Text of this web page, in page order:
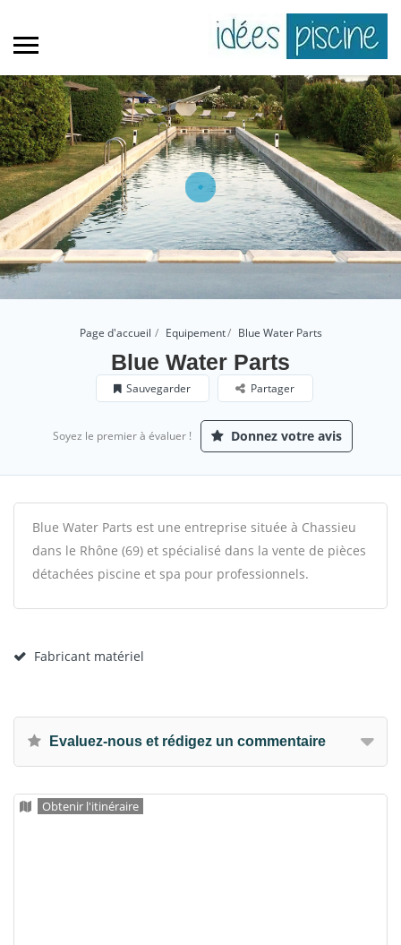
Page d'accueil Equipement Blue Water Parts
Blue Water Parts
Sauvegarder Partager
Soyez le premier à évaluer ! Donnez votre avis
Blue Water Parts est une entreprise située à Chassieu
dans le Rhône (69) et spécialisé dans la vente de pièces
détachées piscine et spa pour professionnels.
Fabricant matériel
Evaluez-nous et rédigez un commentaire
Obtenir l'itinéraire